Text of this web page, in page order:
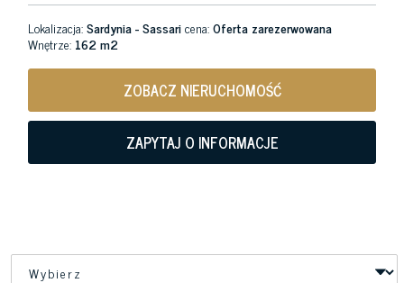
Lokalizacja:Sardynia - Sassaricena:Oferta zarezerwowana
Wnętrze: 162 m2
ZOBACZ NIERUCHOMOŚĆ
ZAPYTAJ O INFORMACJE